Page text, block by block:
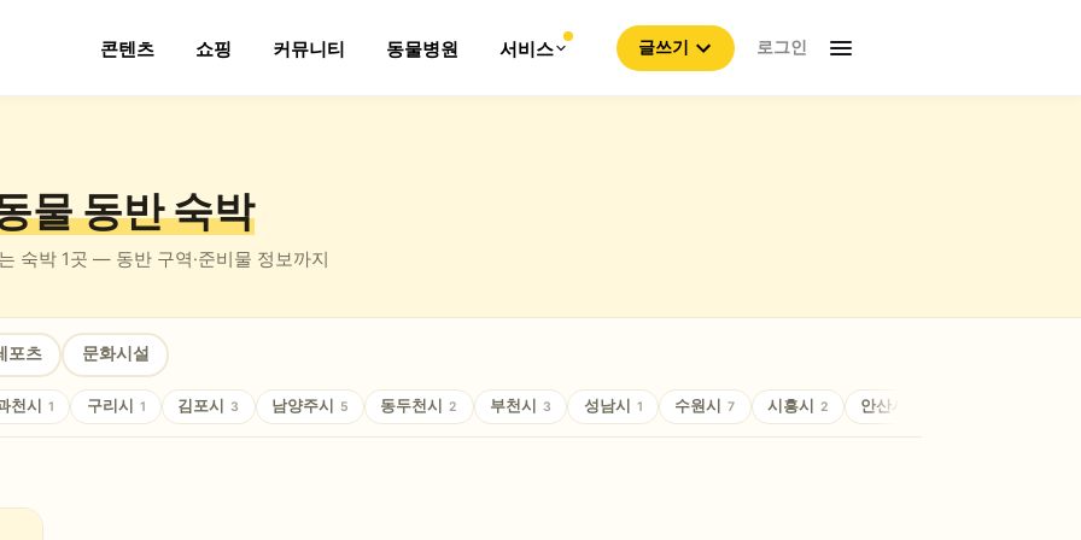
콘텐츠 쇼핑 커뮤니티 동물병원 서비스 글쓰기 로그인
물 동반숙박
숙박 1곳 — 동반 구역·준비물 정보까지
포츠 문화시설
천시 1 구리시 1 김포시 3 남양주시 5 동두천시 2 부천시 3 성남시 1 수원시 7 시흥시 2 안산시